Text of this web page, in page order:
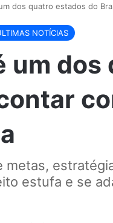
dos quatro estados do
NOTÍCIAS
um
metas,
estufa e se